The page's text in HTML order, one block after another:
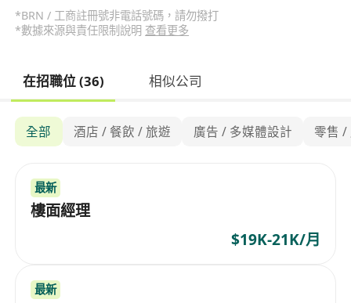
*BRN / 工商註冊號非電話號碼，請勿撥打
*數據來源與責任限制說明 查看更多
在招職位 (36) 相似公司
全部 酒店 / 餐飲 / 旅遊 廣告 / 多媒體設計 零售 /
最新
樓面經理
$19K-21K/月
最新